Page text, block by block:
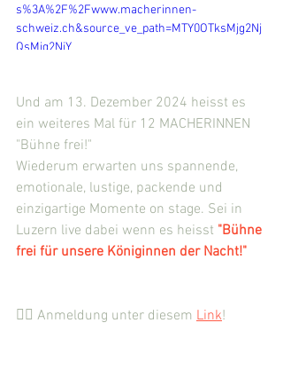
s%3A%2F%2Fwww.macherinnen-
schweiz.ch&source_ve_path=MTY0OTksMjg2Nj
QsMjg2NjY
Und am 13. Dezember 2024 heisst es
ein weiteres Mal für 12 MACHERINNEN
"Bühne frei!"
Wiederum erwarten uns spannende,
emotionale, lustige, packende und
einzigartige Momente on stage. Sei in
Luzern live dabei wenn es heisst "Bühne
frei für unsere Königinnen der Nacht!"
👉🏼 Anmeldung unter diesem Link!